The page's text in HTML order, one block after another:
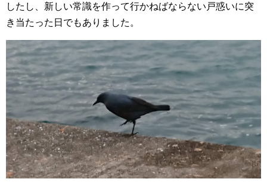
したし、新しい常識を作って行かねばならない戸惑いに突
き当たった日でもありました。